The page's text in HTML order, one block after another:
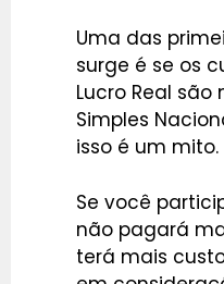
Uma das
surge é se os
Lucro Real
Simples
isso é um mito.
Se você
não pagará
terá mais